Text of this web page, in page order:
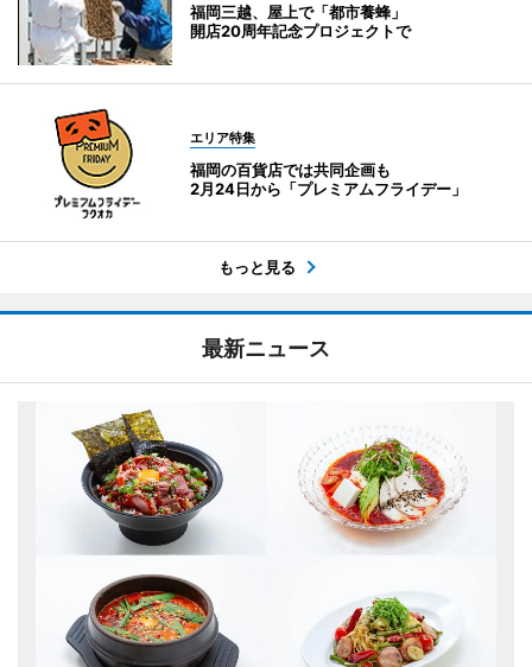
福岡三越、屋上で「都市養蜂」
開店20周年記念プロジェクトで
エリア特集
福岡の百貨店では共同企画も
2月24日から「プレミアムフライデー」
もっと見る
最新ニュース